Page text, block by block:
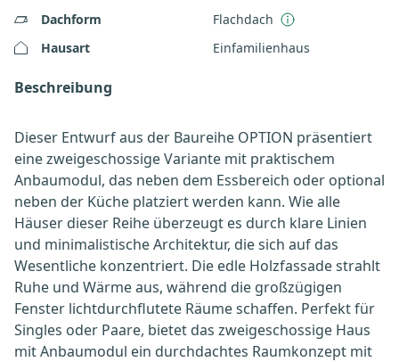
Dachform
Flachdach
Hausart
Einfamilienhaus
Beschreibung
Dieser Entwurf aus der Baureihe OPTION präsentiert
eine zweigeschossige Variante mit praktischem
Anbaumodul, das neben dem Essbereich oder optional
neben der Küche platziert werden kann. Wie alle
Häuser dieser Reihe überzeugt es durch klare Linien
und minimalistische Architektur, die sich auf das
Wesentliche konzentriert. Die edle Holzfassade strahlt
Ruhe und Wärme aus, während die großzügigen
Fenster lichtdurchflutete Räume schaffen. Perfekt für
Singles oder Paare, bietet das zweigeschossige Haus
mit Anbaumodul ein durchdachtes Raumkonzept mit